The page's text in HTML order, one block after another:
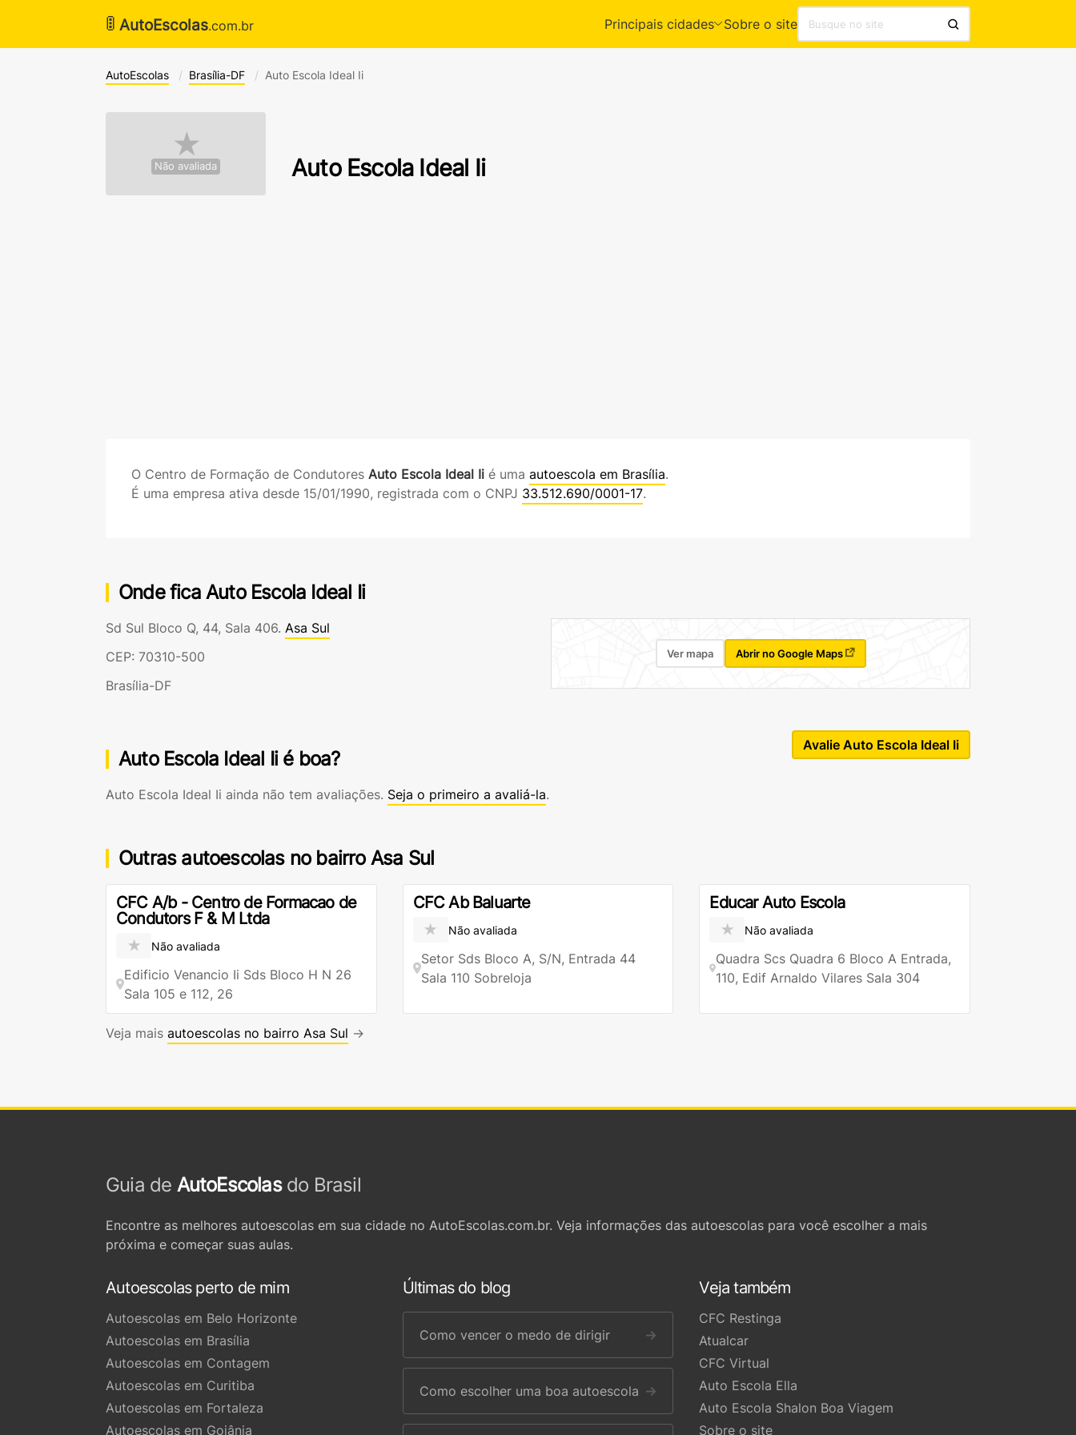
🚦 AutoEscolas.com.br Principais cidades Sobre o site
AutoEscolas Brasília-DF Auto Escola Ideal Ii
★
Não avaliada Auto Escola Ideal Ii
O Centro de Formação de Condutores Auto Escola Ideal Ii é uma autoescola em Brasília.
É uma empresa ativa desde 15/01/1990, registrada com o CNPJ 33.512.690/0001-17.
Onde fica Auto Escola Ideal Ii
Sd Sul Bloco Q, 44, Sala 406. Asa Sul
CEP: 70310-500
Brasília-DF
Ver mapa Abrir no Google Maps
Auto Escola Ideal Ii é boa?
Avalie Auto Escola Ideal Ii
Auto Escola Ideal Ii ainda não tem avaliações. Seja o primeiro a avaliá-la.
Outras autoescolas no bairro Asa Sul
CFC A/b - Centro de Formacao de
Condutors F & M Ltda
★ Não avaliada
Edificio Venancio Ii Sds Bloco H N 26
Sala 105 e 112, 26
CFC Ab Baluarte
★ Não avaliada
Setor Sds Bloco A, S/N, Entrada 44
Sala 110 Sobreloja
Educar Auto Escola
★ Não avaliada
Quadra Scs Quadra 6 Bloco A Entrada,
110, Edif Arnaldo Vilares Sala 304
Veja mais autoescolas no bairro Asa Sul →
Guia de AutoEscolasdo Brasil
Encontre as melhores autoescolas em sua cidade no AutoEscolas.com.br. Veja informações das autoescolas para você escolher a mais
próxima e começar suas aulas.
Autoescolas perto de mim
Autoescolas em Belo Horizonte
Autoescolas em Brasília
Autoescolas em Contagem
Autoescolas em Curitiba
Autoescolas em Fortaleza
Autoescolas em Goiânia
Últimas do blog
Como vencer o medo de dirigir →
Como escolher uma boa autoescola →
Veja também
CFC Restinga
Atualcar
CFC Virtual
Auto Escola Ella
Auto Escola Shalon Boa Viagem
Sobre o site